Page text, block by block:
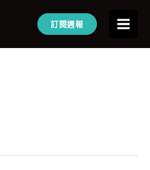
訂閱週報